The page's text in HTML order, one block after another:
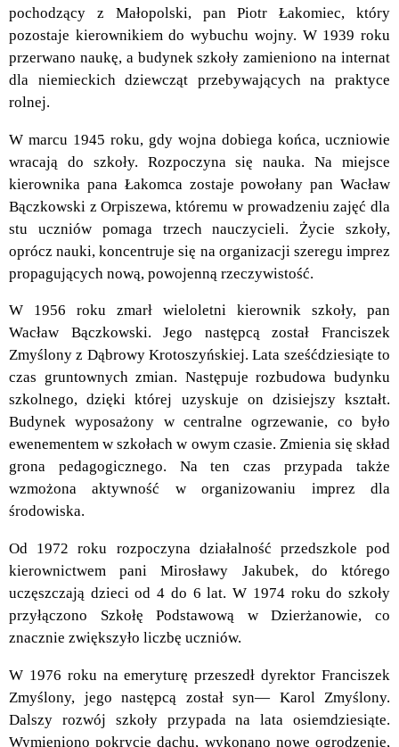
pochodzący z Małopolski, pan Piotr Łakomiec, który
pozostaje kierownikiem do wybuchu wojny. W 1939 roku
przerwano naukę, a budynek szkoły zamieniono na internat
dla niemieckich dziewcząt przebywających na praktyce
rolnej.
W marcu 1945 roku, gdy wojna dobiega końca, uczniowie
wracają do szkoły. Rozpoczyna się nauka. Na miejsce
kierownika pana Łakomca zostaje powołany pan Wacław
Bączkowski z Orpiszewa, któremu w prowadzeniu zajęć dla
stu uczniów pomaga trzech nauczycieli. Życie szkoły,
oprócz nauki, koncentruje się na organizacji szeregu imprez
propagujących nową, powojenną rzeczywistość.
W 1956 roku zmarł wieloletni kierownik szkoły, pan
Wacław Bączkowski. Jego następcą został Franciszek
Zmyślony z Dąbrowy Krotoszyńskiej. Lata sześćdziesiąte to
czas gruntownych zmian. Następuje rozbudowa budynku
szkolnego, dzięki której uzyskuje on dzisiejszy kształt.
Budynek wyposażony w centralne ogrzewanie, co było
ewenementem w szkołach w owym czasie. Zmienia się skład
grona pedagogicznego. Na ten czas przypada także
wzmożona aktywność w organizowaniu imprez dla
środowiska.
Od 1972 roku rozpoczyna działalność przedszkole pod
kierownictwem pani Mirosławy Jakubek, do którego
uczęszczają dzieci od 4 do 6 lat. W 1974 roku do szkoły
przyłączono Szkołę Podstawową w Dzierżanowie, co
znacznie zwiększyło liczbę uczniów.
W 1976 roku na emeryturę przeszedł dyrektor Franciszek
Zmyślony, jego następcą został syn— Karol Zmyślony.
Dalszy rozwój szkoły przypada na lata osiemdziesiąte.
Wymieniono pokrycie dachu, wykonano nowe ogrodzenie,